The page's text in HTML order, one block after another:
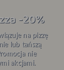
-20%
na pizzę
lub tańszą
nie
akcjami.